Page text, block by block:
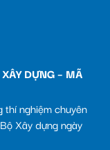
DỰNG – MÃ
thí nghiệm chuyên
Xây dựng ngày